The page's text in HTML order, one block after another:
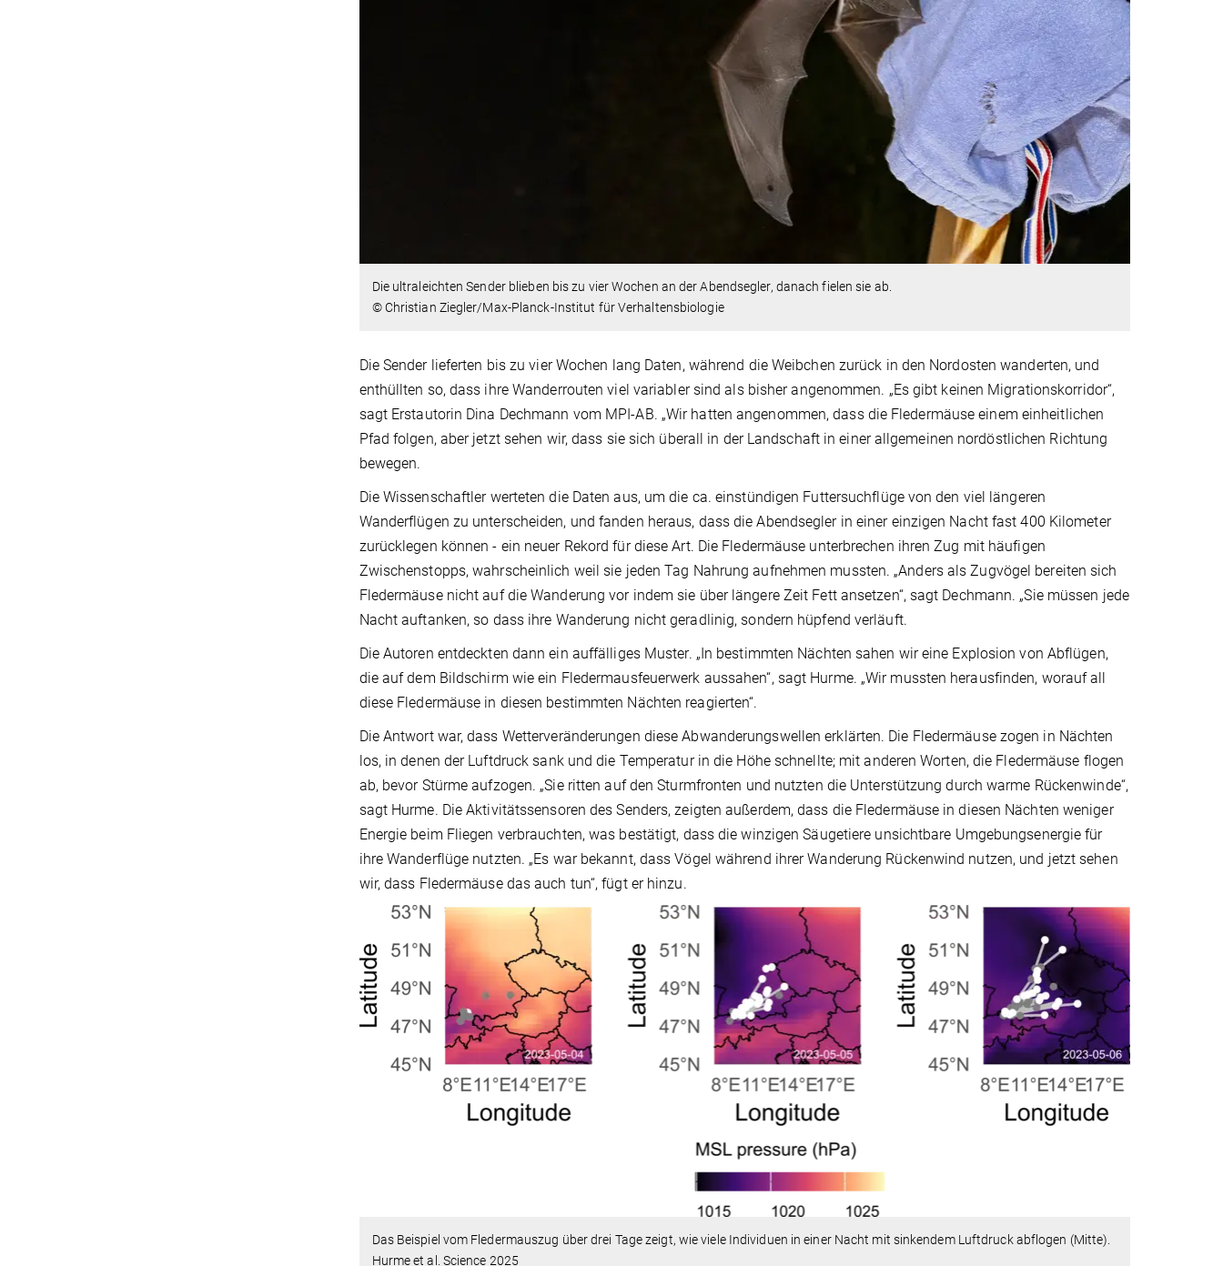
Die ultraleichten Sender blieben bis zu vier Wochen an der Abendsegler, danach fielen sie ab.
© Christian Ziegler/Max-Planck-Institut für Verhaltensbiologie
Die Sender lieferten bis zu vier Wochen lang Daten, während die Weibchen zurück in den Nordosten wanderten, und
enthüllten so, dass ihre Wanderrouten viel variabler sind als bisher angenommen. „Es gibt keinen Migrationskorridor“,
sagt Erstautorin Dina Dechmann vom MPI-AB. „Wir hatten angenommen, dass die Fledermäuse einem einheitlichen
Pfad folgen, aber jetzt sehen wir, dass sie sich überall in der Landschaft in einer allgemeinen nordöstlichen Richtung
bewegen.
Die Wissenschaftler werteten die Daten aus, um die ca. einstündigen Futtersuchflüge von den viel längeren
Wanderflügen zu unterscheiden, und fanden heraus, dass die Abendsegler in einer einzigen Nacht fast 400 Kilometer
zurücklegen können - ein neuer Rekord für diese Art. Die Fledermäuse unterbrechen ihren Zug mit häufigen
Zwischenstopps, wahrscheinlich weil sie jeden Tag Nahrung aufnehmen mussten. „Anders als Zugvögel bereiten sich
Fledermäuse nicht auf die Wanderung vor indem sie über längere Zeit Fett ansetzen“, sagt Dechmann. „Sie müssen jede
Nacht auftanken, so dass ihre Wanderung nicht geradlinig, sondern hüpfend verläuft.
Die Autoren entdeckten dann ein auffälliges Muster. „In bestimmten Nächten sahen wir eine Explosion von Abflügen,
die auf dem Bildschirm wie ein Fledermausfeuerwerk aussahen“, sagt Hurme. „Wir mussten herausfinden, worauf all
diese Fledermäuse in diesen bestimmten Nächten reagierten“.
Die Antwort war, dass Wetterveränderungen diese Abwanderungswellen erklärten. Die Fledermäuse zogen in Nächten
los, in denen der Luftdruck sank und die Temperatur in die Höhe schnellte; mit anderen Worten, die Fledermäuse flogen
ab, bevor Stürme aufzogen. „Sie ritten auf den Sturmfronten und nutzten die Unterstützung durch warme Rückenwinde“,
sagt Hurme. Die Aktivitätssensoren des Senders, zeigten außerdem, dass die Fledermäuse in diesen Nächten weniger
Energie beim Fliegen verbrauchten, was bestätigt, dass die winzigen Säugetiere unsichtbare Umgebungsenergie für
ihre Wanderflüge nutzten. „Es war bekannt, dass Vögel während ihrer Wanderung Rückenwind nutzen, und jetzt sehen
wir, dass Fledermäuse das auch tun“, fügt er hinzu.
Das Beispiel vom Fledermauszug über drei Tage zeigt, wie viele Individuen in einer Nacht mit sinkendem Luftdruck abflogen (Mitte).
Hurme et al. Science 2025